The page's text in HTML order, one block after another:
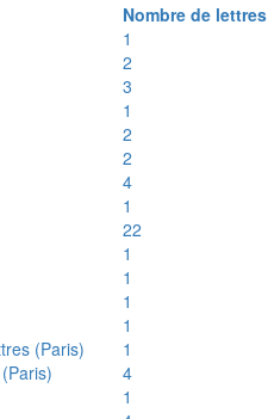
Nombre de lettres
1
2
3
1
2
2
4
1
22
1
1
1
1
(Paris)
1
4
1